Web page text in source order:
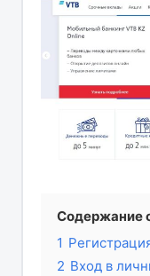
Содержание
1
2 Вход в